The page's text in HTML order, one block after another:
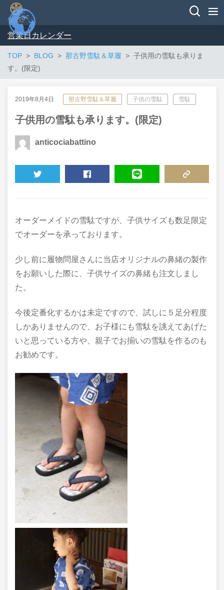
営業日カレンダー
TOP BLOG 那古野雪駄＆草履
子供用の雪駄も承りま
す。(限定)
2019年8月4日 那古野雪駄＆草履 子供の雪駄 雪駄
子供用の雪駄も承ります。(限定)
anticociabattino
オーダーメイドの雪駄ですが、子供サイズも数足限定
でオーダーを承っております。
少し前に履物問屋さんに当店オリジナルの鼻緒の製作
をお願いした際に、子供サイズの鼻緒も注文しまし
た。
今後定番化するかは未定ですので、試しに５足分程度
しかありませんので、お子様にも雪駄を誂えてあげた
いと思っている方や、親子でお揃いの雪駄を作るのも
お勧めです。